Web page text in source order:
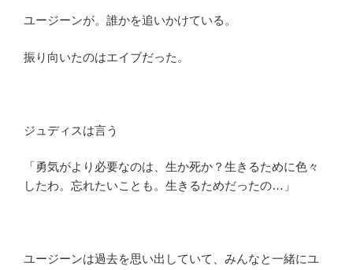
ユージーンが。誰かを追いかけている。
振り向いたのはエイブだった。
ジュディスは言う
「勇気がより必要なのは、生か死か？生きるために色々
したわ。忘れたいことも。生きるためだったの…」
ユージーンは過去を思い出していて、みんなと一緒にユ